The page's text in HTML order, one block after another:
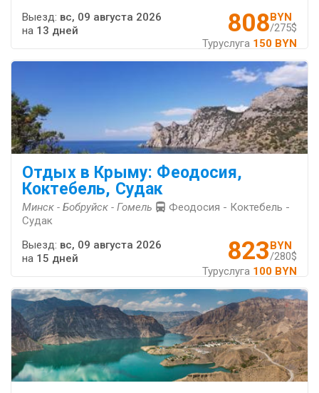
808 BYN
/275$
Туруслуга 150 BYN
Выезд: вс, 09 августа 2026
на 13 дней
Отдых в Крыму: Феодосия,
Коктебель, Судак
Минск - Бобруйск - Гомель
Феодосия - Коктебель -
Судак
823BYN
/280$
Туруслуга 100 BYN
Выезд: вс, 09 августа 2026
на 15 дней